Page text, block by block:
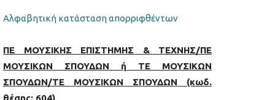
Αλφαβητική κατάσταση απορριφθέντων
ΠΕ ΜΟΥΣΙΚΗΣ ΕΠΙΣΤΗΜΗΣ & ΤΕΧΝΗΣ/ΠΕ
ΜΟΥΣΙΚΩΝ ΣΠΟΥΔΩΝ ή ΤΕ ΜΟΥΣΙΚΩΝ
ΣΠΟΥΔΩΝ/ΤΕ ΜΟΥΣΙΚΩΝ ΣΠΟΥΔΩΝ (κωδ.
θέσης: 604)